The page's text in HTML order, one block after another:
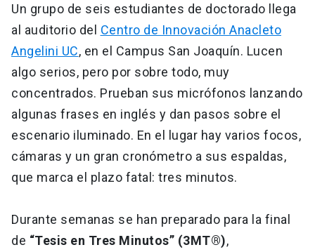
Un grupo de seis estudiantes de doctorado llega
al auditorio del Centro de Innovación Anacleto
Angelini UC, en el Campus San Joaquín. Lucen
algo serios, pero por sobre todo, muy
concentrados. Prueban sus micrófonos lanzando
algunas frases en inglés y dan pasos sobre el
escenario iluminado. En el lugar hay varios focos,
cámaras y un gran cronómetro a sus espaldas,
que marca el plazo fatal: tres minutos.
Durante semanas se han preparado para la final
de “Tesis en Tres Minutos” (3MT®),